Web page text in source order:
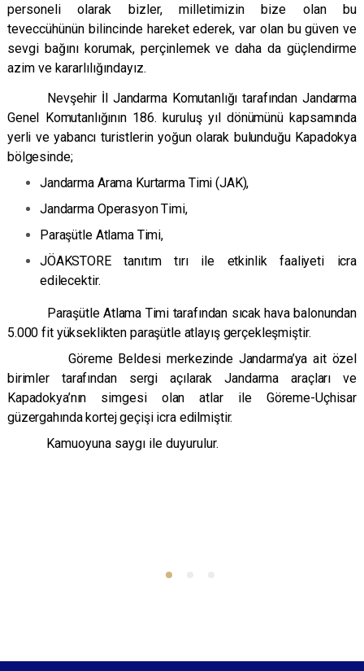
personeli olarak bizler, milletimizin bize olan bu
teveccühünün bilincinde hareket ederek, var olan bu güven ve
sevgi bağını korumak, perçinlemek ve daha da güçlendirme
azim ve kararlılığındayız.
Nevşehir İl Jandarma Komutanlığı tarafından Jandarma
Genel Komutanlığının 186. kuruluş yıl dönümünü kapsamında
yerli ve yabancı turistlerin yoğun olarak bulunduğu Kapadokya
bölgesinde;
Jandarma Arama Kurtarma Timi (JAK),
Jandarma Operasyon Timi,
Paraşütle Atlama Timi,
JÖAKSTORE tanıtım tırı ile etkinlik faaliyeti icra
edilecektir.
Paraşütle Atlama Timi tarafından sıcak hava balonundan
5.000 fit yükseklikten paraşütle atlayış gerçekleşmiştir.
Göreme Beldesi merkezinde Jandarma’ya ait özel
birimler tarafından sergi açılarak Jandarma araçları ve
Kapadokya’nın simgesi olan atlar ile Göreme-Uçhisar
güzergahında kortej geçişi icra edilmiştir.
Kamuoyuna saygı ile duyurulur.